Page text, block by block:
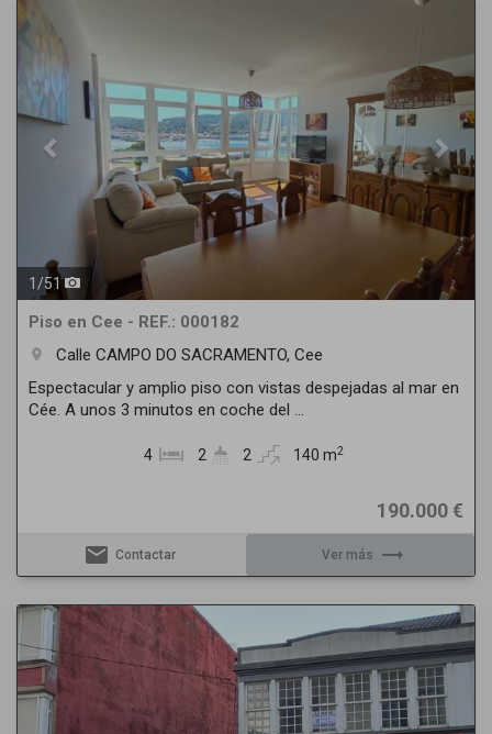
1 /51
Piso en Cee - REF.: 000182
room
Calle CAMPO DO SACRAMENTO, Cee
Espectacular y amplio piso con vistas despejadas al mar en
Cée. A unos 3 minutos en coche del ...
4 2 2 140 m2
190.000 €
email Contactar Ver más trending_flat
Previous Next